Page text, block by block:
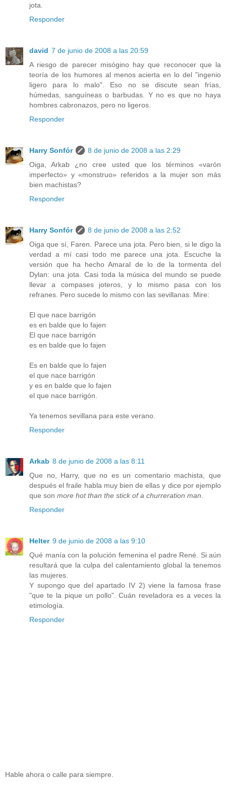
jota.
Responder
david 7 de junio de 2008 a las 20:59
A riesgo de parecer misógino hay que reconocer que la
teoría de los humores al menos acierta en lo del "ingenio
ligero para lo malo". Eso no se discute sean frías,
húmedas, sanguíneas o barbudas. Y no es que no haya
hombres cabronazos, pero no ligeros.
Responder
Harry Sonfór
8 de junio de 2008 a las 2:29
Oiga, Arkab ¿no cree usted que los términos «varón
imperfecto» y «monstruo» referidos a la mujer son más
bien machistas?
Responder
Harry Sonfór
8 de junio de 2008 a las 2:52
Oiga que sí, Faren. Parece una jota. Pero bien, si le digo la
verdad a mí casi todo me parece una jota. Escuche la
versión que ha hecho Amaral de lo de la tormenta del
Dylan: una jota. Casi toda la música del mundo se puede
llevar a compases joteros, y lo mismo pasa con los
refranes. Pero sucede lo mismo con las sevillanas. Mire:
El que nace barrigón
es en balde que lo fajen
El que nace barrigón
es en balde que lo fajen
Es en balde que lo fajen
el que nace barrigón
y es en balde que lo fajen
el que nace barrigón.
Ya tenemos sevillana para este verano.
Responder
Arkab 8 de junio de 2008 a las 8:11
Que no, Harry, que no es un comentario machista, que
después el fraile habla muy bien de ellas y dice por ejemplo
que son more hot than the stick of a churreration man
Responder
Helter 9 de junio de 2008 a las 9:10
Qué manía con la polución femenina el padre René. Si aún
resultará que la culpa del calentamiento global la tenemos
las mujeres.
Y supongo que del apartado IV 2) viene la famosa frase
"que te la pique un pollo". Cuán reveladora es a veces la
etimología.
Responder
Hable ahora o calle para siempre.